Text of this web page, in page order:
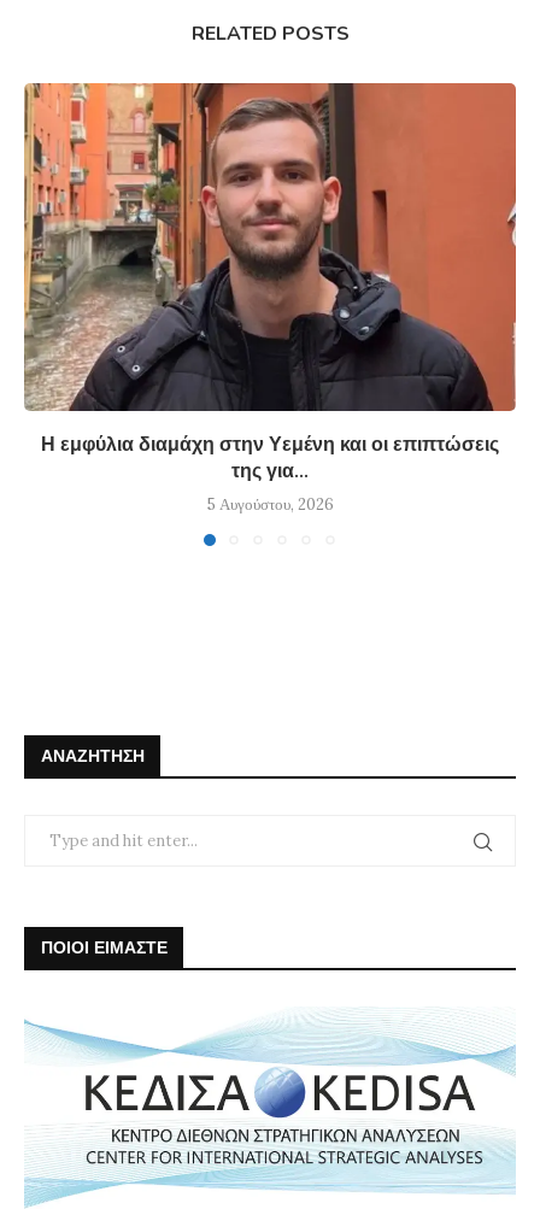
RELATED POSTS
Η εμφύλια διαμάχη στην Υεμένη και οι επιπτώσεις
της για...
5 Αυγούστου, 2026
ΑΝΑΖΉΤΗΣΗ
ΠΟΙΟΙ ΕΙΜΑΣΤΕ